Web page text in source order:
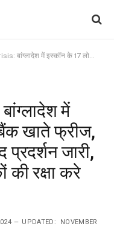
फ्रीज, दास की गिरफ्तारी के बाद प्रदर्शन जारी, भारत बोला, अल्पसंख्यकों की रक्षा करे यूनुस सरकार
में
खाते फ्रीज,
प्रदर्शन जारी,
की रक्षा करे
UPDATED: NOVEMBER